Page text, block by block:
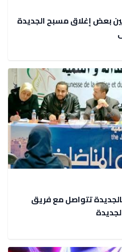
بعض إغلاق مسبح الجديدة
شبيبة العدالة والتنمية بالجديدة تتواصل مع فريق